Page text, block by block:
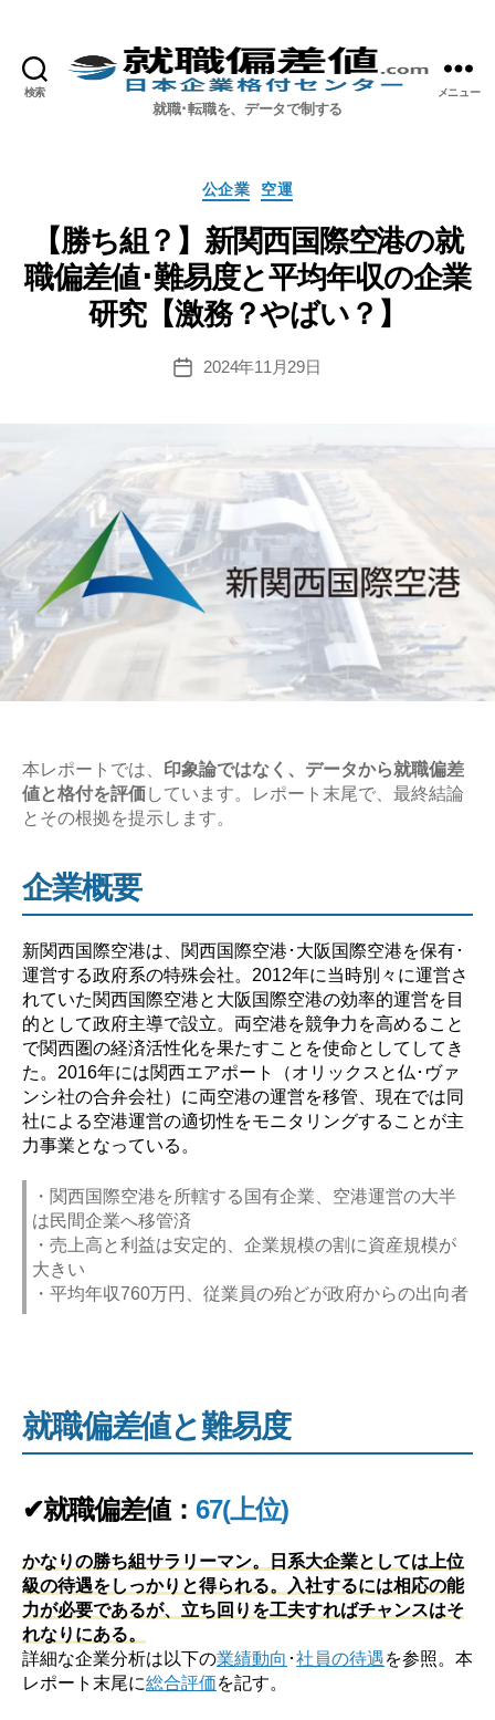
検索 就職偏差値.com【公式】
就職･転職を、データで制する
メニュー
カ
ゴ
リ
ー
公企業 空運
【勝ち組？】新関西国際空港の就
職偏差値･難易度と平均年収の企業
研究【激務？やばい？】
投
2024年11月29日
本レポートでは、
印象論ではなく、データから就職偏差
値と格付を評価しています。レポート末尾で、最終結論
とその根拠を提示します。
企業概要
新関西国際空港は、関西国際空港･大阪国際空港を保有･
運営する政府系の特殊会社。2012年に当時別々に運営さ
れていた関西国際空港と大阪国際空港の効率的運営を目
的として政府主導で設立。両空港を競争力を高めること
で関西圏の経済活性化を果たすことを使命としてしてき
た。2016年には関西エアポート（オリックスと仏･ヴァ
ンシ社の合弁会社）に両空港の運営を移管、現在では同
社による空港運営の適切性をモニタリングすることが主
力事業となっている。
・関西国際空港を所轄する国有企業、空港運営の大半
は民間企業へ移管済
・売上高と利益は安定的、企業規模の割に資産規模が
大きい
・平均年収760万円、従業員の殆どが政府からの出向者
就職偏差値と難易度
✔就職偏差値：67(上位)
かなりの勝ち組サラリーマン。日系大企業としては上位
級の待遇をしっかりと得られる。入社するには相応の能
力が必要であるが、立ち回りを工夫すればチャンスはそ
れなりにある。
詳細な企業分析は以下の業績動向 ･社員の待遇を参照。本
レポート末尾に総合評価を記す。